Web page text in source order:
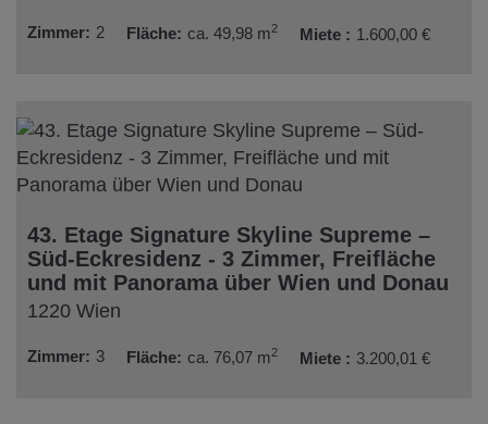
Zimmer 2 Fläche ca. 49,98 m2 Miete 1.600,00 €
43. Etage Signature Skyline Supreme –
Süd-Eckresidenz - 3 Zimmer, Freifläche
und mit Panorama über Wien und Donau
1220 Wien
Zimmer 3 Fläche ca. 76,07 m2 Miete 3.200,01 €